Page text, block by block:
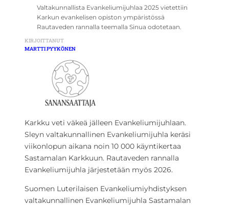
Valtakunnallista Evankeliumijuhlaa 2025 vietettiin
Karkun evankelisen opiston ympäristössä
Rautaveden rannalla teemalla Sinua odotetaan.
KIRJOITTANUT
MARTTI PYYKÖNEN
Karkku veti väkeä jälleen Evankeliumijuhlaan.
Sleyn valtakunnallinen Evankeliumijuhla keräsi
viikonlopun aikana noin 10 000 käyntikertaa
Sastamalan Karkkuun. Rautaveden rannalla
Evankeliumijuhla järjestetään myös 2026.
Suomen Luterilaisen Evankeliumiyhdistyksen
valtakunnallinen Evankeliumijuhla Sastamalan